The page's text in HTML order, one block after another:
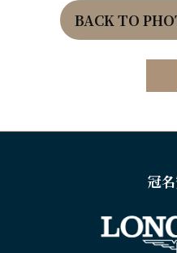
BACK TO
冠